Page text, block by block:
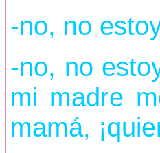
-no, no
-no, no
mi madre
mamá,